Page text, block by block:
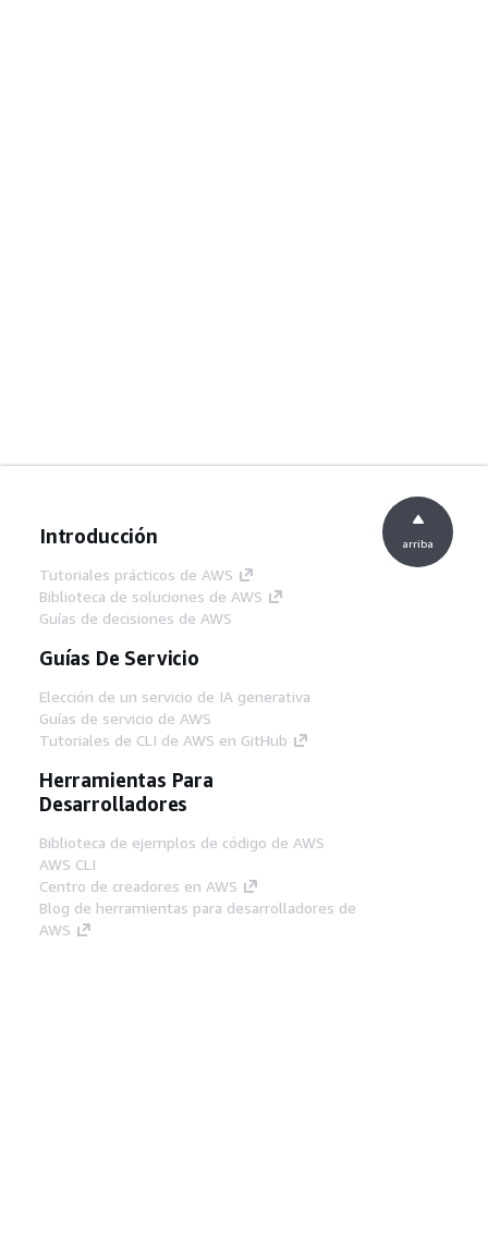
Introducción
Tutoriales prácticos de AWS
Biblioteca de soluciones de AWS
Guías de decisiones de AWS
Guías De Servicio
Elección de un servicio de IA generativa
Guías de servicio de AWS
Tutoriales de CLI de AWS en GitHub
Herramientas Para
Desarrolladores
Biblioteca de ejemplos de código de AWS
AWS CLI
Centro de creadores en AWS
Blog de herramientas para desarrolladores de
AWS
arriba